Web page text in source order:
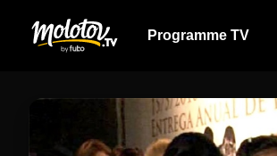
Programme TV